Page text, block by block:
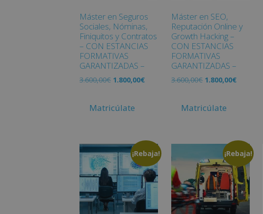
Máster en Seguros
Sociales, Nóminas,
Finiquitos y Contratos
– CON ESTANCIAS
FORMATIVAS
GARANTIZADAS –
3.600,00€ 1.800,00€
Matricúlate
Máster en SEO,
Reputación Online y
Growth Hacking –
CON ESTANCIAS
FORMATIVAS
GARANTIZADAS –
3.600,00€ 1.800,00€
Matricúlate
¡Rebaja! ¡Rebaja!